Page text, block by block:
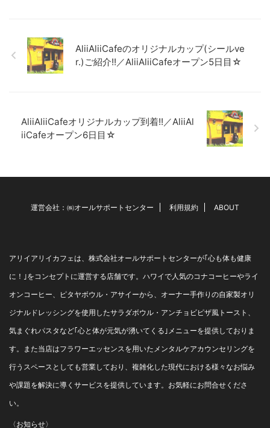
「隠れ家」的に思っていて、
あまり教えたくない自分の場
所と考えていらっしゃる方が
多いことに驚きました。 ま
方も増えており、ドレッシン
グを買って帰る方は「家族に
ンチョビが好きな方は、週末
AliiAliiCafeのオリジナルカップ(シールve
r.)ご紹介!!／AliiAliiCafeオープン5日目☆
AliiAliiCafeオリジナルカップ到着!!／AliiAl
iiCafeオープン6日目☆
運営会社：㈱オールサポートセンター 利用規約 ABOUT
アリイアリイカフェは、株式会社オールサポートセンターが｢心も体も健康
に！｣をコンセプトに運営する店舗です。ハワイで人気のコナコーヒーやライ
オンコーヒー、ピタヤボウル・アサイーから、オーナー手作りの自家製オリ
ジナルドレッシングを使用したサラダボウル・アンチョビピザ風トースト、
気まぐれパスタなど｢心と体が元気が湧いてくる｣メニューを提供しておりま
す。また当店はフラワーエッセンスを用いたメンタルケアカウンセリングを
行うスペースとしても営業しており、複雑化した現代における様々なお悩み
や課題を解決に導くサービスを提供しています。お気軽にお問合せくださ
い。
〈お知らせ〉